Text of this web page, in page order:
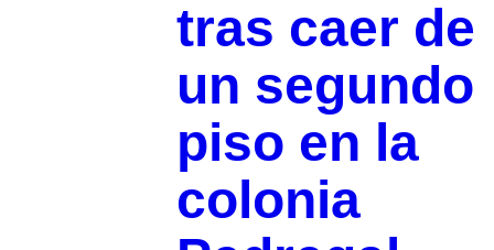
tras caer de
un segundo
piso en la
colonia